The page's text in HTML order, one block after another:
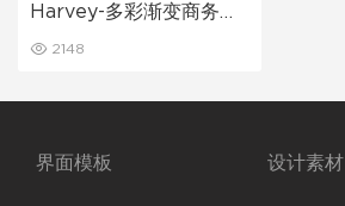
Harvey-多彩渐变商务风
灯片模板
2148
界面模板 设计素材